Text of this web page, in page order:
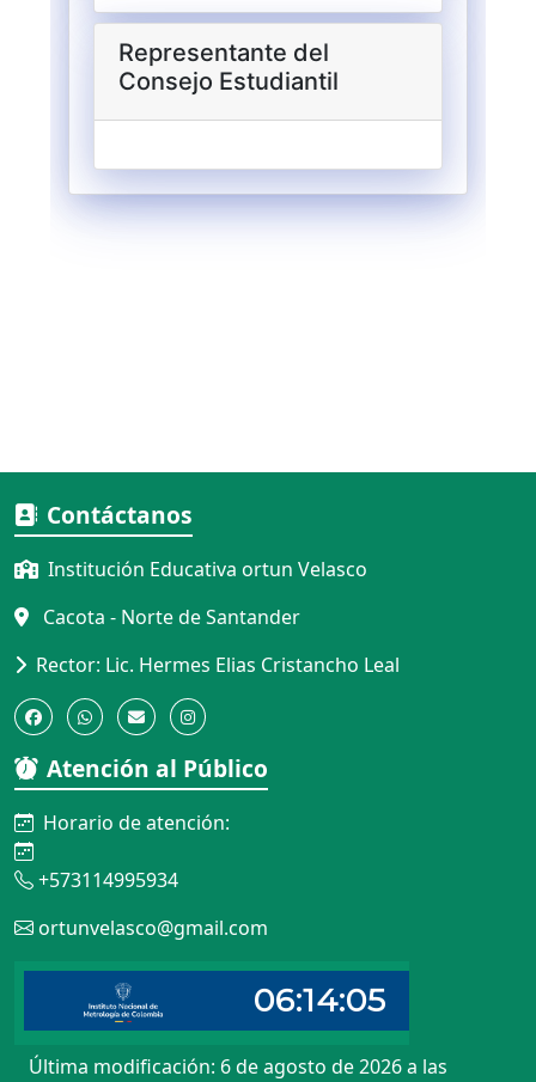
Contáctanos
Institución Educativa ortun Velasco
Cacota - Norte de Santander
Rector: Lic. Hermes Elias Cristancho Leal
Atención al Público
Horario de atención:
+573114995934
ortunvelasco@gmail.com
Última modificación: 6 de agosto de 2026 a las